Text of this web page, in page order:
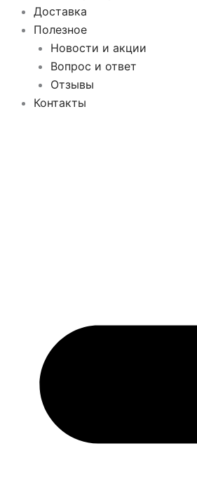
Доставка
Полезное
Новости и акции
Вопрос и ответ
Отзывы
Контакты